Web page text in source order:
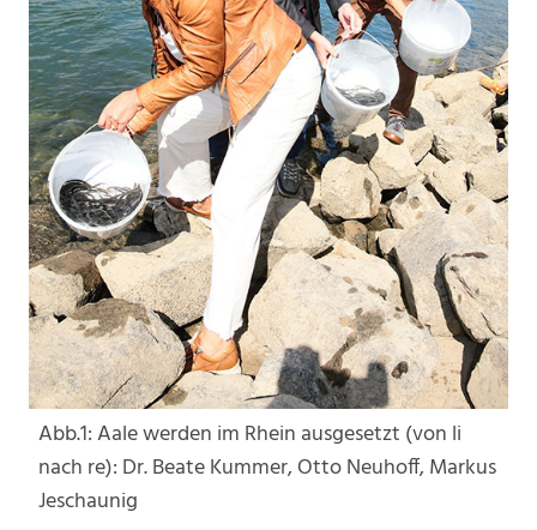
Abb.1: Aale werden im Rhein ausgesetzt (von li
nach re): Dr. Beate Kummer, Otto Neuhoff, Markus
Jeschaunig